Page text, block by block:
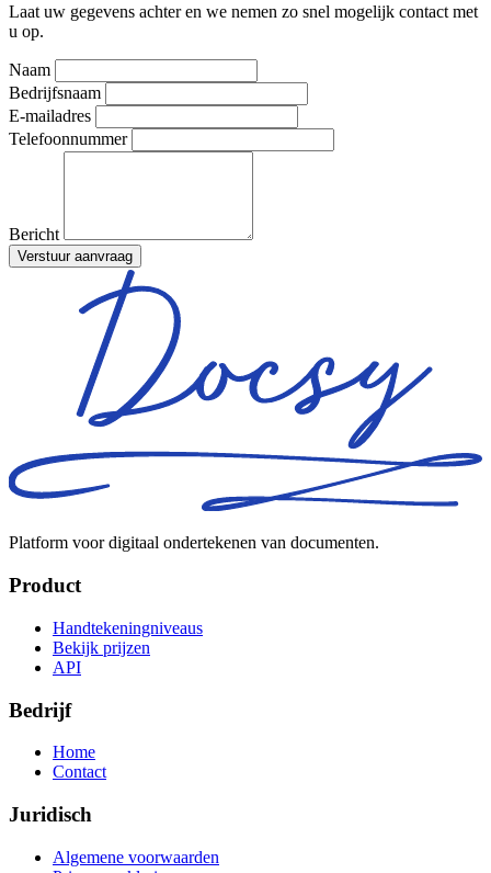
Laat uw gegevens achter en we nemen zo snel mogelijk contact met
u op.
Naam
Bedrijfsnaam
E-mailadres
Telefoonnummer
Bericht
Verstuur aanvraag
Platform voor digitaal ondertekenen van documenten.
Product
Handtekeningniveaus
Bekijk prijzen
API
Bedrijf
Home
Contact
Juridisch
Algemene voorwaarden